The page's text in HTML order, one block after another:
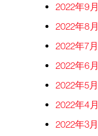
2022年9月
2022年8月
2022年7月
2022年6月
2022年5月
2022年4月
2022年3月